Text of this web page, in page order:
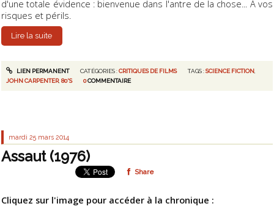
d'une totale évidence : bienvenue dans l'antre de la chose... A vos
risques et périls.
Lire la suite
LIEN PERMANENT CATÉGORIES :CRITIQUES DE FILMS TAGS :SCIENCE FICTION
JOHN CARPENTER,80'S 0COMMENTAIRE
mardi 25 mars 2014
Assaut (1976)
Share
Cliquez sur l'image pour accéder à la chronique :